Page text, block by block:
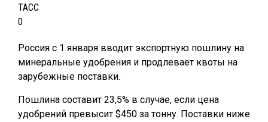
ТАСС
0
Россия с 1 января вводит экспортную пошлину на
минеральные удобрения и продлевает квоты на
зарубежные поставки.
Пошлина составит 23,5% в случае, если цена
удобрений превысит $450 за тонну. Поставки ниже